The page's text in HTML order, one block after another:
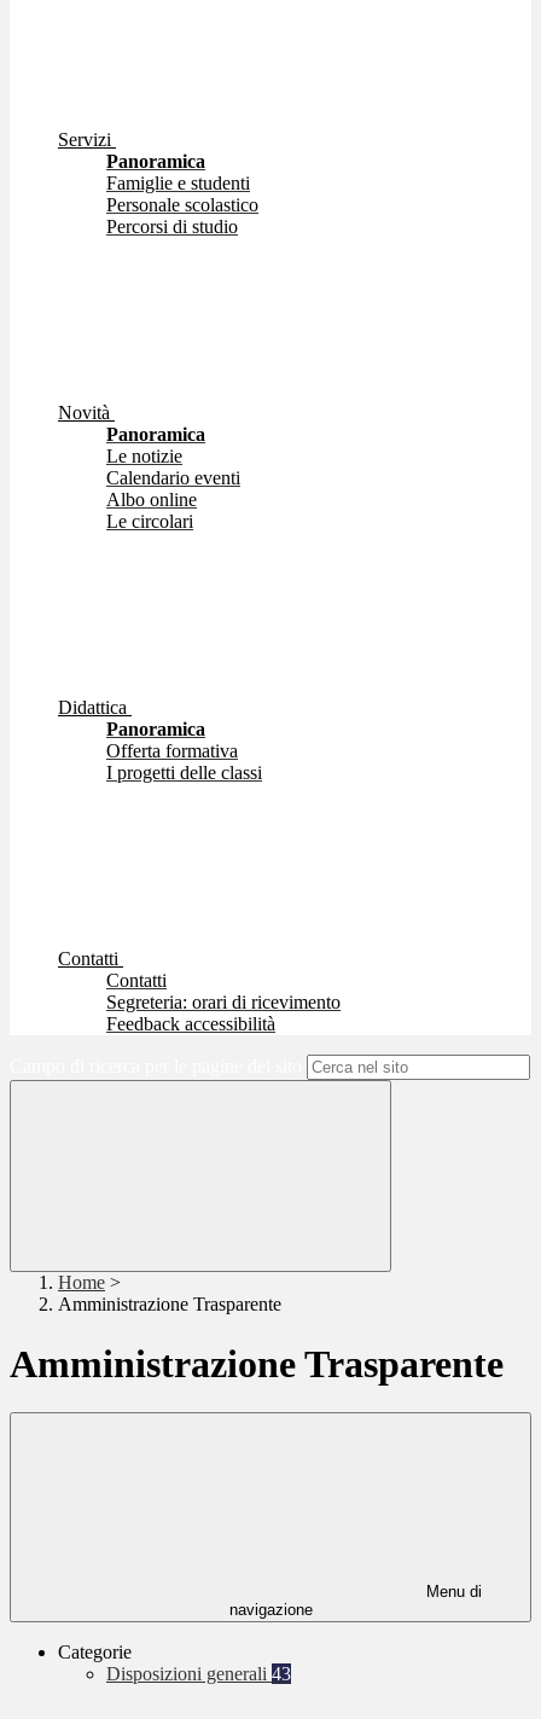
Servizi
Panoramica
Famiglie e studenti
Personale scolastico
Percorsi di studio
Novità
Panoramica
Le notizie
Calendario eventi
Albo online
Le circolari
Didattica
Panoramica
Offerta formativa
I progetti delle classi
Contatti
Contatti
Segreteria: orari di ricevimento
Feedback accessibilità
Home >
Amministrazione Trasparente
Amministrazione Trasparente
Menu di
navigazione
Categorie
Disposizioni generali 43